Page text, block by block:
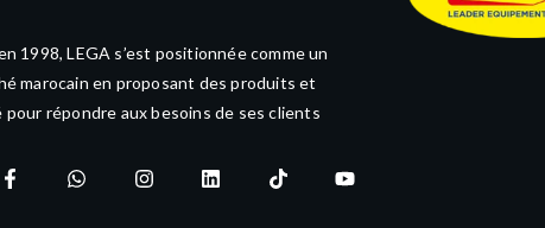
1998, LEGA s’est positionnée comme un
marocain en proposant des produits et
pour répondre aux besoins de ses clients